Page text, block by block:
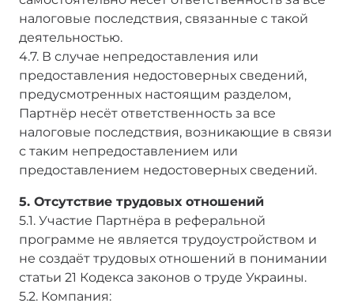
налоговые последствия, связанные с такой
деятельностью.
4.7. В случае непредоставления или
предоставления недостоверных сведений,
предусмотренных настоящим разделом,
Партнёр несёт ответственность за все
налоговые последствия, возникающие в связи
с таким непредоставлением или
предоставлением недостоверных сведений.
5. Отсутствие трудовых отношений
5.1. Участие Партнёра в реферальной
программе не является трудоустройством и
не создаёт трудовых отношений в понимании
статьи 21 Кодекса законов о труде Украины.
5.2. Компания: